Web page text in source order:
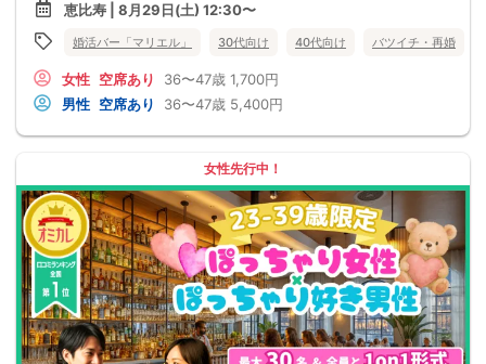
恵比寿 | 8月29日(土) 12:30〜
婚活バー「マリエル」 30代向け 40代向け バツイチ・再婚
女性 空席あり 36〜47歳 1,700円
男性 空席あり 36〜47歳 5,400円
女性先行中！